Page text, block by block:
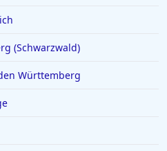
(Schwarzwald)
Württemberg